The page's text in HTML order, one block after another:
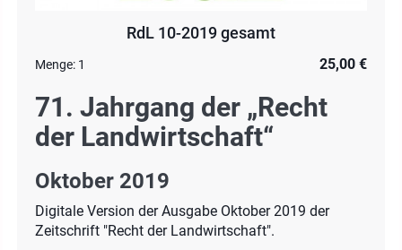
RdL 10-2019 gesamt
Menge: 1 25,00 €
71. Jahrgang der „Recht
der Landwirtschaft“
Oktober 2019
Digitale Version der Ausgabe Oktober 2019 der
Zeitschrift "Recht der Landwirtschaft".